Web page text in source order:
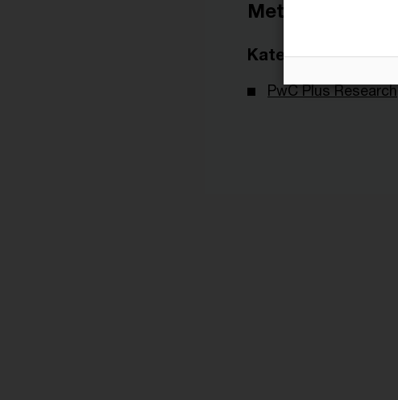
Metadaten
Kategorien
PwC Plus Research